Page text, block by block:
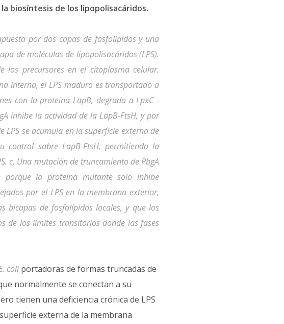
biosíntesis de los lipopolisacáridos.
por dos capas de fosfolípidos y una
de moléculas de lipopolisacáridos (LPS).
los precursores en el citoplasma celular.
interna, el LPS maduro es transportado a
con la proteína LapB, degrada a LpxC -
inhibe la actividad de la LapB-FtsH, y por
LPS se acumula en la superficie externa de
sobre LapB-FtsH, permitiendo la
c, Una mutación de truncamiento de PbgA
porque la proteína mutante solo inhibe
por el LPS en la membrana exterior,
bicapas de fosfolípidos locales, y que los
de los límites transitorios donde las fases
coli portadoras de formas truncadas de
normalmente se conectan a su
tienen una deficiencia crónica de LPS
externa de la membrana